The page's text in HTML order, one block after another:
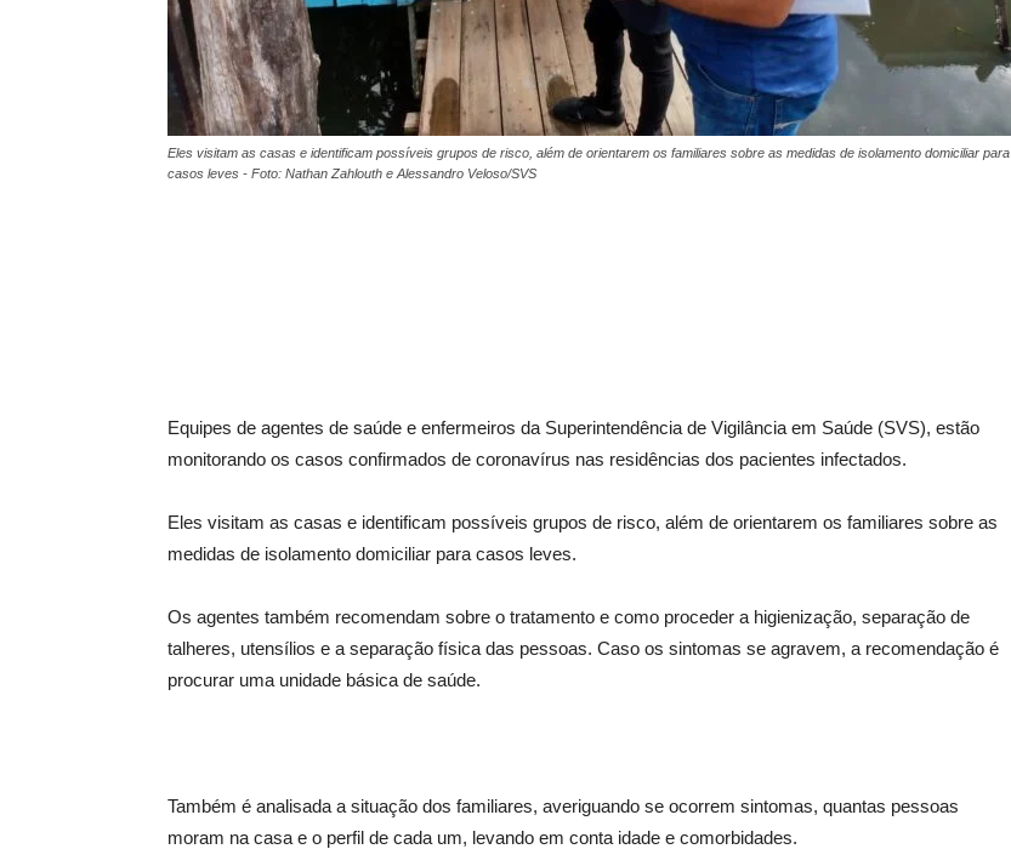
Eles visitam as casas e identificam possíveis grupos de risco, além de orientarem os familiares sobre as medidas de isolamento domiciliar para
casos leves - Foto: Nathan Zahlouth e Alessandro Veloso/SVS
Equipes de agentes de saúde e enfermeiros da Superintendência de Vigilância em Saúde (SVS), estão
monitorando os casos confirmados de coronavírus nas residências dos pacientes infectados.
Eles visitam as casas e identificam possíveis grupos de risco, além de orientarem os familiares sobre as
medidas de isolamento domiciliar para casos leves.
Os agentes também recomendam sobre o tratamento e como proceder a higienização, separação de
talheres, utensílios e a separação física das pessoas. Caso os sintomas se agravem, a recomendação é
procurar uma unidade básica de saúde.
Também é analisada a situação dos familiares, averiguando se ocorrem sintomas, quantas pessoas
moram na casa e o perfil de cada um, levando em conta idade e comorbidades.